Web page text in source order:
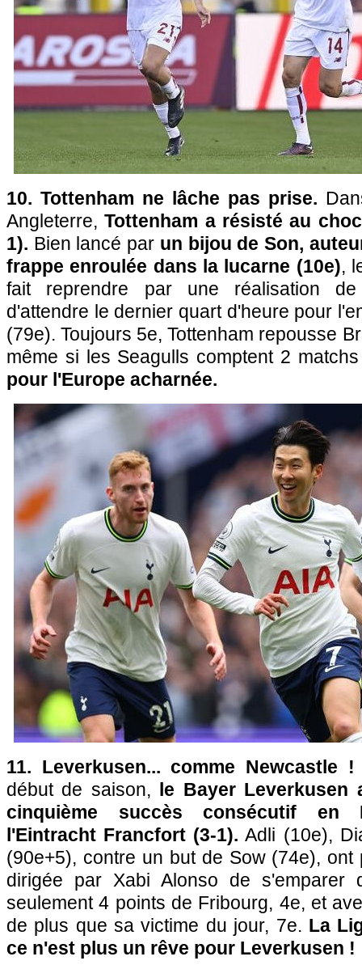
10. Tottenham ne lâche pas prise.
Angleterre,Tottenham a résisté au
1). Bien lancé par un bijou de Son,
frappe enroulée dans la lucarne (10e),
fait reprendre par une réalisation
d'attendre le dernier quart d'heure pour
(79e). Toujours 5e, Tottenham repousse
même si les Seagulls comptent 2
pour l'Europe acharnée.
11. Leverkusen... comme Newcastle !
début de saison, le Bayer Leverkusen
cinquième succès consécutif en
l'Eintracht Francfort (3-1). Adli (10e),
(90e+5), contre un but de Sow (74e), ont
dirigée par Xabi Alonso de
seulement 4 points de Fribourg, 4e, et
de plus que sa victime du jour, 7e. La
ce n'est plus un rêve pour Leverkusen !